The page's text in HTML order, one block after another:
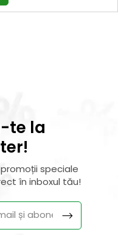
te la
speciale
în inboxul tău!